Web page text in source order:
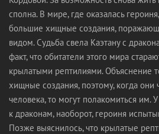
сполна. В мире, где оказалась
большие хищные создания,
видом. Судьба свела Каэтану с
факт, что обитатели этого мира
крылатыми рептилиями. Объяснение
хищные создания, поэтому, когда они
человека, то могут полакомиться им.
к драконам, наоборот, героиня
Позже выяснилось, что крылатые